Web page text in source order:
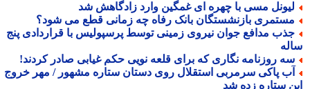
مسی با چهره ای غمگین وارد زادگاهش شد
بازنشستگان بانک رفاه چه زمانی قطع می شود؟
مدافع جوان نیروی زمینی توسط پرسپولیس با قراردادی پنج
روزنامه نگاری که برای قلعه نویی حکم غیابی صادر کردند!
پاکی سرمربی استقلال روی دستان ستاره مشهور / مهر خروج
ستاره زده شد